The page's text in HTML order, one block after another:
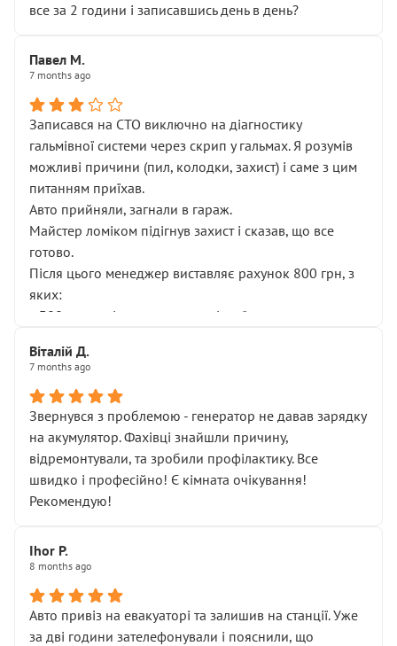
все за 2 години і записавшись день в день?
Павел М.
7 months ago
Записався на СТО виключно на діагностику
гальмівної системи через скрип у гальмах. Я розумів
можливі причини (пил, колодки, захист) і саме з цим
питанням приїхав.
Авто прийняли, загнали в гараж.
Майстер ломіком підігнув захист і сказав, що все
готово.
Після цього менеджер виставляє рахунок 800 грн, з
яких:
• 300 грн — діагностика гальмівної системи
НЕ погоджував
послуга. Тим більше, я був поруч і жодної реальної
діагностики ходової не проводилось. Після
зауваження гроші за цю “послугу” повернули, що
лише підтвердило мою правоту.
Але головне — я виїжджаю з боксу, і скрип у гальмах
залишився таким самим, як і був. Тобто оплачена
Далі ситуація тільки погіршилась:
• сказали, що тепер “потрібно знімати колеса”
• що біля авто стояти вже не можна
• почали озвучувати купу додаткових робіт без
чіткого пояснення
Віталій Д.
7 months ago
Звернувся з проблемою - генератор не давав зарядку
на акумулятор. Фахівці знайшли причину,
відремонтували, та зробили профілактику. Все
швидко і професійно! Є кімната очікування!
Рекомендую!
Ihor P.
8 months ago
Авто привіз на евакуаторі та залишив на станції. Уже
за дві години зателефонували і пояснили, що